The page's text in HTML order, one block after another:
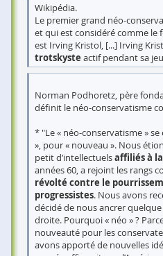
Wikipédia.
Le premier grand néo-
et qui est considéré comme
est Irving Kristol, [...] Irving
trotskyste actif pendant sa
Norman Podhoretz, père
définit le néo-conservatisme
* "Le « néo-conservatisme »
», pour « nouveau ». Nous
petit d’intellectuelsaffiliés à
années 60, a rejoint les rangs
révolté contre le
progressistes. Nous avons
décidé de nous ancrer
droite. Pourquoi « néo » ?
nouveauté pour les
avons apporté de nouvelles